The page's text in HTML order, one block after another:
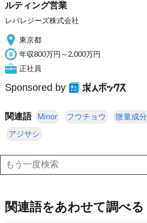
ルティング営業
レバレジーズ株式会社
東京都
年収800万円～2,000万円
正社員
Sponsored by
関連語 Minor フウチョウ 微量成分
アジサシ
関連語をあわせて調べる